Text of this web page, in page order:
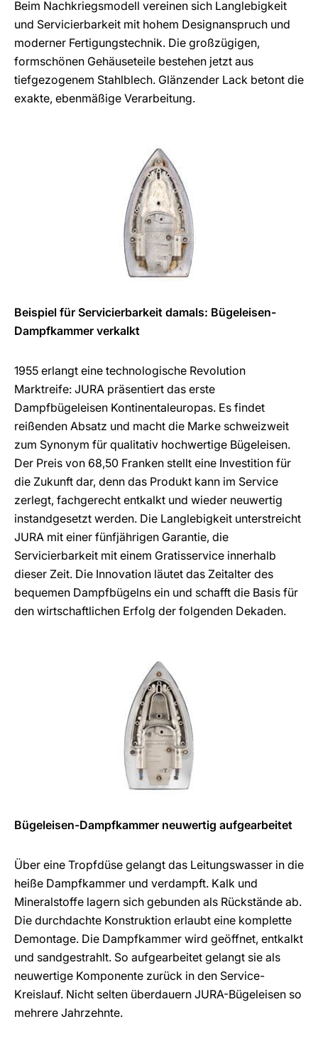
Beim Nachkriegsmodell vereinen sich Langlebigkeit
und Servicierbarkeit mit hohem Designanspruch und
moderner Fertigungstechnik. Die großzügigen,
formschönen Gehäuseteile bestehen jetzt aus
tiefgezogenem Stahlblech. Glänzender Lack betont die
exakte, ebenmäßige Verarbeitung.
Beispiel für Servicierbarkeit damals: Bügeleisen-
Dampfkammer verkalkt
1955 erlangt eine technologische Revolution
Marktreife: JURA präsentiert das erste
Dampfbügeleisen Kontinentaleuropas. Es findet
reißenden Absatz und macht die Marke schweizweit
zum Synonym für qualitativ hochwertige Bügeleisen.
Der Preis von 68,50 Franken stellt eine Investition für
die Zukunft dar, denn das Produkt kann im Service
zerlegt, fachgerecht entkalkt und wieder neuwertig
instandgesetzt werden. Die Langlebigkeit unterstreicht
JURA mit einer fünfjährigen Garantie, die
Servicierbarkeit mit einem Gratisservice innerhalb
dieser Zeit. Die Innovation läutet das Zeitalter des
bequemen Dampfbügelns ein und schafft die Basis für
den wirtschaftlichen Erfolg der folgenden Dekaden.
Bügeleisen-Dampfkammer neuwertig aufgearbeitet
Über eine Tropfdüse gelangt das Leitungswasser in die
heiße Dampfkammer und verdampft. Kalk und
Mineralstoffe lagern sich gebunden als Rückstände ab.
Die durchdachte Konstruktion erlaubt eine komplette
Demontage. Die Dampfkammer wird geöffnet, entkalkt
und sandgestrahlt. So aufgearbeitet gelangt sie als
neuwertige Komponente zurück in den Service-
Kreislauf. Nicht selten überdauern JURA-Bügeleisen so
mehrere Jahrzehnte.